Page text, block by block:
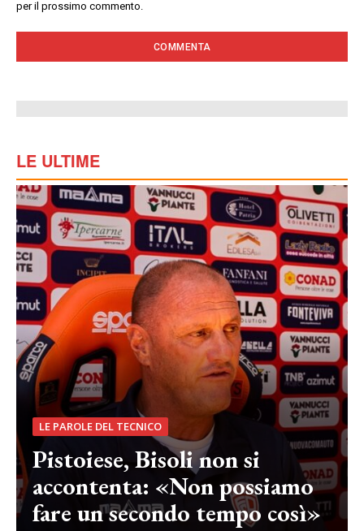
per il prossimo commento.
LE ULTIME
LE PAROLE DEL TECNICO
Pistoiese, Bisoli non si
accontenta: «Non possiamo
fare un secondo tempo così»